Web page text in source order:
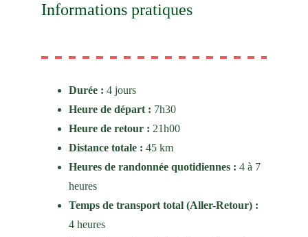
Informations pratiques
Durée : 4 jours
Heure de départ : 7h30
Heure de retour : 21h00
Distance totale : 45 km
Heures de randonnée quotidiennes : 4 à 7
heures
Temps de transport total (Aller-Retour) :
4 heures